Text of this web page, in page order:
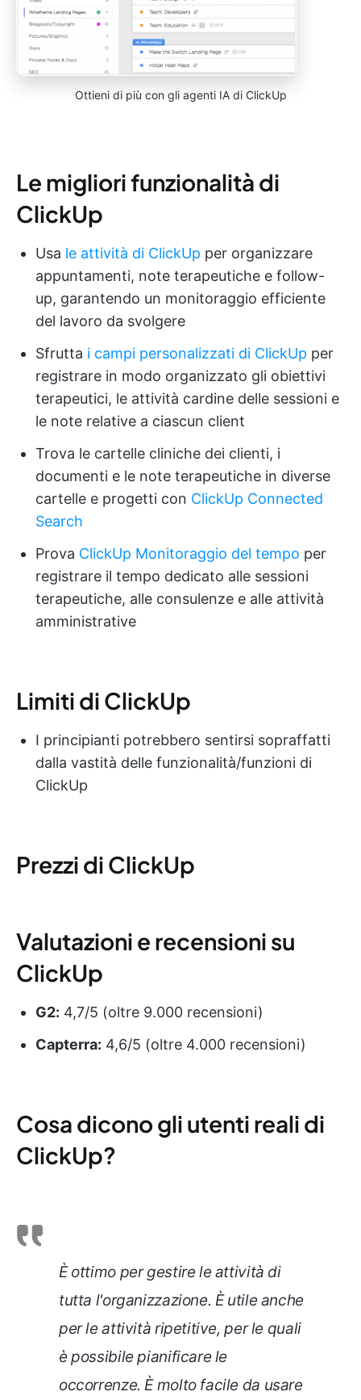
Ottieni di più con gli agenti IA di ClickUp
Le migliori funzionalità di
ClickUp
Usa le attività di ClickUp per organizzare
appuntamenti, note terapeutiche e follow-
up, garantendo un monitoraggio efficiente
del lavoro da svolgere
Sfrutta i campi personalizzati di ClickUp per
registrare in modo organizzato gli obiettivi
terapeutici, le attività cardine delle sessioni e
le note relative a ciascun client
Trova le cartelle cliniche dei clienti, i
documenti e le note terapeutiche in diverse
cartelle e progetti con ClickUp Connected
Search
Prova ClickUp Monitoraggio del tempo per
registrare il tempo dedicato alle sessioni
terapeutiche, alle consulenze e alle attività
amministrative
Limiti di ClickUp
I principianti potrebbero sentirsi sopraffatti
dalla vastità delle funzionalità/funzioni di
ClickUp
Prezzi di ClickUp
Valutazioni e recensioni su
ClickUp
G2: 4,7/5 (oltre 9.000 recensioni)
Capterra: 4,6/5 (oltre 4.000 recensioni)
Cosa dicono gli utenti reali di
ClickUp?
È ottimo per gestire le attività di
tutta l'organizzazione. È utile anche
per le attività ripetitive, per le quali
è possibile pianificare le
occorrenze. È molto facile da usare